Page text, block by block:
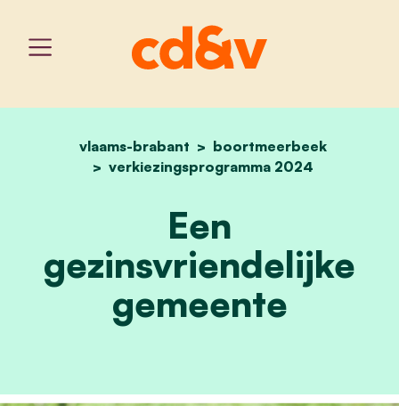
home
vlaams-brabant
boortmeerbeek
verkiezingsprogramma 2024
een gezinsvriendelijke
Een
gezinsvriendelijke
gemeente